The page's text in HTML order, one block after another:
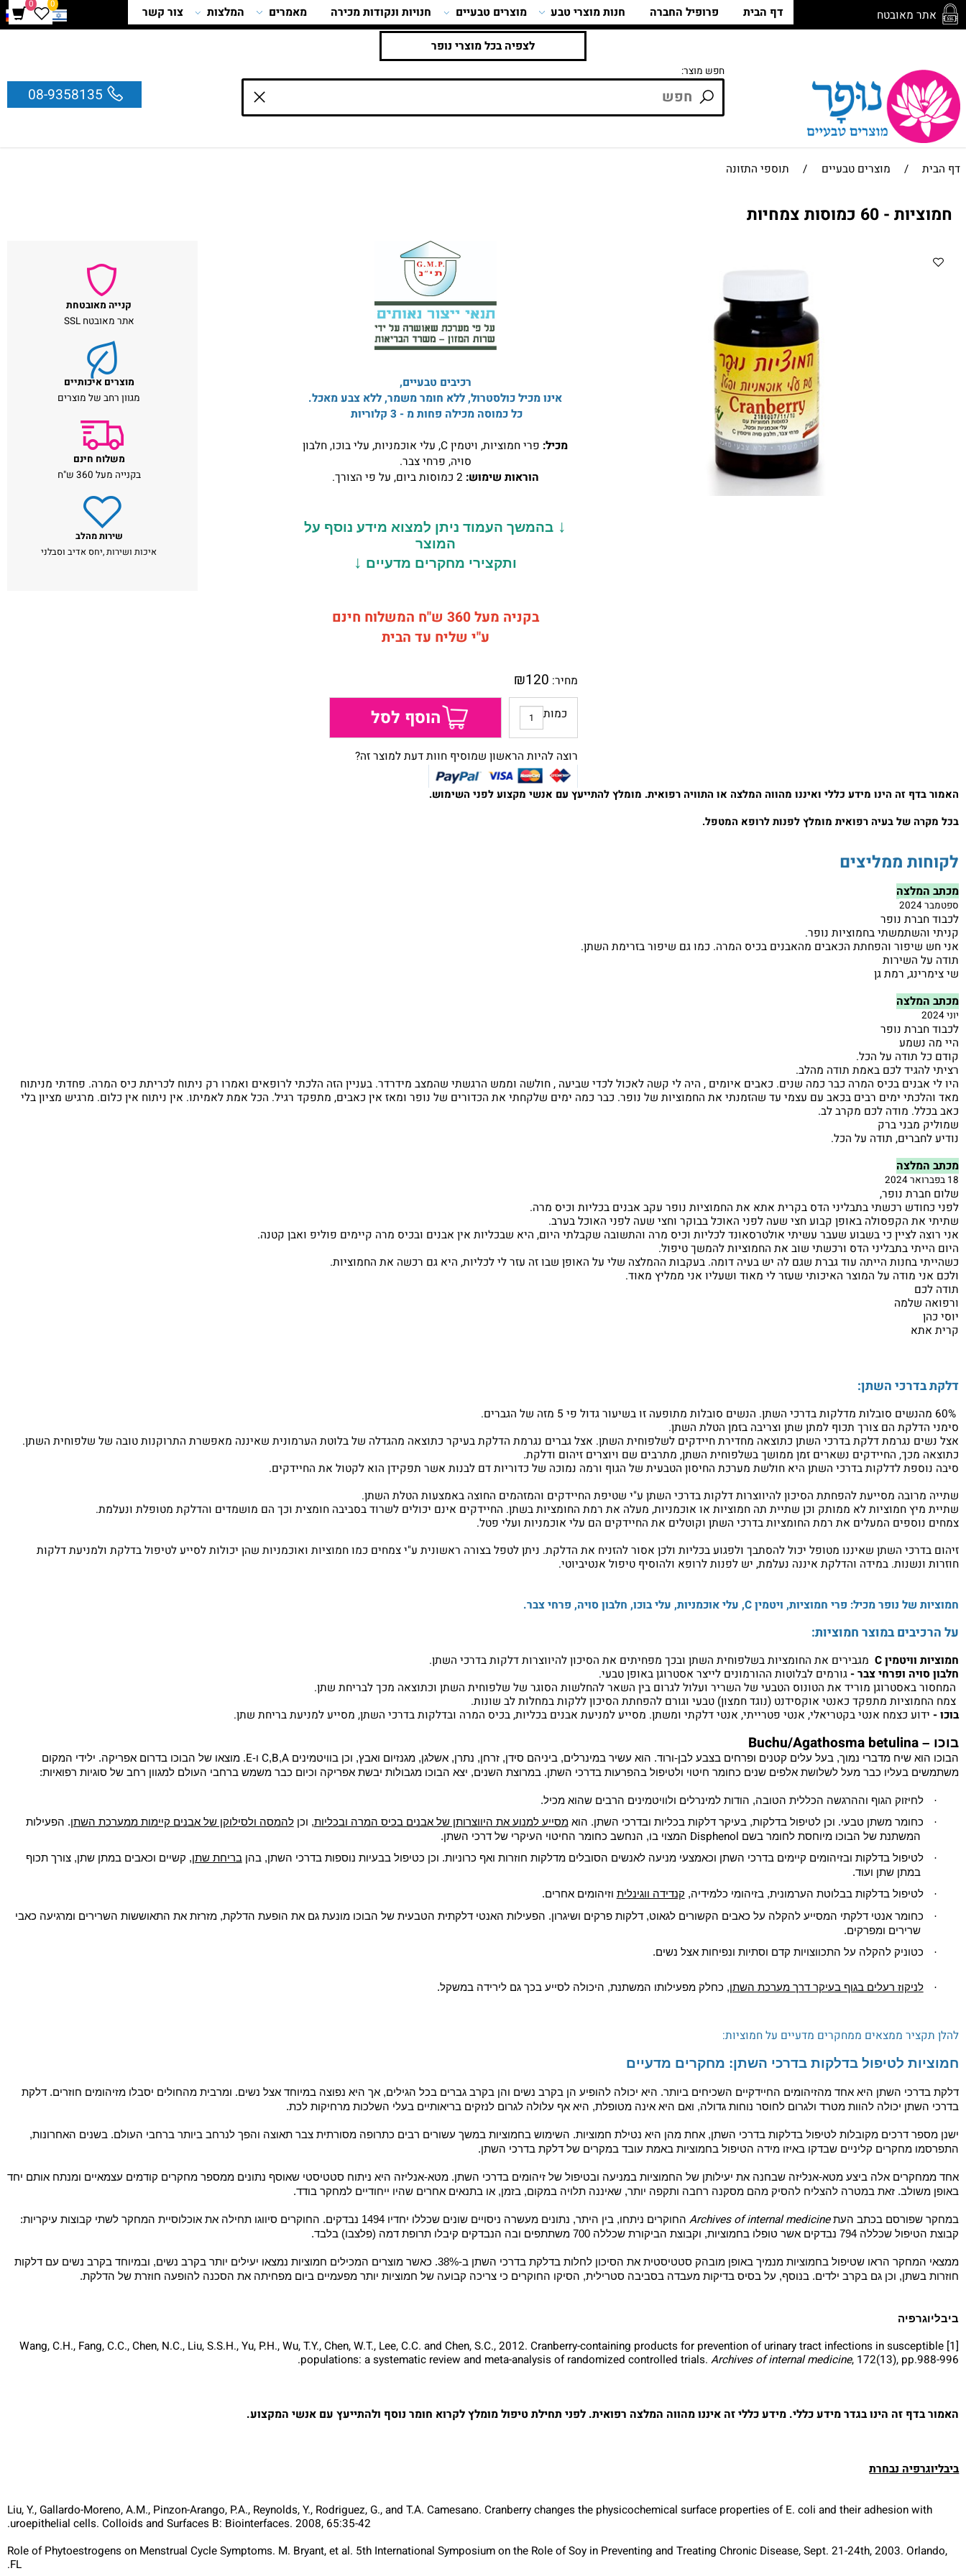
מאובטח
לצפיה בכל מוצרי נופר
חפש מוצר:
08-9358135
0 0
דף הבית פרופיל החברה חנות מוצרי טבע מוצרים טבעיים חנויות ונקודות מכירה מאמרים המלצות צור קשר
/ מוצרים טבעיים / תוספי התזונה
כמוסות צמחיות
רכיבים טבעיים,
אינו מכיל כולסטרול, ללא חומר משמר, ללא צבע מאכל.
פרי חמוציות, ויטמין C, עלי אוכמניות, עלי בוכו, חלבון
סויה, פרחי צבר.
בהמשך העמוד ניתן למצוא מידע נוסף על
המוצר
₪120
כמות הוסף לסל
רוצה להיות הראשון שמוסיף חוות דעת למוצר זה?
קנייה מאובטחת
מוצרים איכותיים
משלוח חינם
בקנייה מעל 360 ש"ח
שירות מהלב
זה הינו מידע כללי ואיננו מהווה המלצה או התוויה רפואית.
של בעיה רפואית מומלץ לפנות לרופא המטפל.
ממליצים
נופר
בחמוציות נופר.
והפחתת הכאבים מהאבנים בכיס המרה. כמו גם שיפור בזרימת השתן.
השירות
רמת גן
נופר
נשמע
תודה על הכל.
לכם באמת תודה מהלב.
בכיס המרה כבר כמה שנים. כאבים איומים , היה לי קשה לאכול לכדי שביעה , חולשה וממש הרגשתי שהמצב מידרדר. בעניין הזה הלכתי לרופאים ואמרו רק ניתוח לכריתת כיס המרה. פחדתי מניתוח
ימים רבים בכאב עם עצמי עד שהזמנתי את החמוציות של נופר. כבר כמה ימים שלקחתי את הכדורים של נופר ומאז אין כאבים, מתפקד רגיל. הכל אמת לאמיתו. אין ניתוח אין כלום. מרגיש מציון בלי
מודה לכם מקרב לב.
מבני ברק
תודה על הכל.
נופר,
רכשתי בתבליני הדס בקרית אתא את החמוציות נופר עקב אבנים בכליות וכיס מרה.
הקפסולה באופן קבוע חצי שעה לפני האוכל בבוקר וחצי שעה לפני האוכל בערב.
לציין כי בשבוע שעבר עשיתי אולטרסאונד לכליות וכיס מרה והתשובה שקבלתי היום, היא שבכליות אין אבנים ובכיס מרה קיימים פוליפ ואבן קטנה.
בתבליני הדס ורכשתי שוב את החמוציות להמשך טיפול.
בחנות הייתה עוד גברת שגם לה יש בעיה דומה. בעקבות ההמלצה שלי על האופן שבו זה עזר לי לכליות, היא גם רכשה את החמוציות.
מודה על המוצר האיכותי שעזר לי מאוד ושעליו אני ממליץ מאוד.
השתן:
הנשים סובלות מתופעה זו בשיעור גדול פי 5 מזה של הגברים.
הם צורך תכוף למתן שתן וצריבה בזמן הטלת השתן.
נגרמת דלקת בדרכי השתן כתוצאה מחדירת חיידקים לשלפוחית השתן. אצל גברים נגרמת הדלקת בעיקר כתוצאה מהגדלה של בלוטת הערמונית שאיננה מאפשרת התרוקנות טובה של שלפוחית השתן.
מכך, החיידקים נשארים זמן ממושך בשלפוחית השתן, מתרבים שם ויוצרים זיהום ודלקת.
לדלקות בדרכי השתן היא חולשת מערכת החיסון הטבעית של הגוף ורמה נמוכה של כדוריות דם לבנות אשר תפקידן הוא לקטול את החיידקים.
מסייעת להפחתת הסיכון להיווצרות דלקות בדרכי השתן ע"י שטיפת החיידקים והמזהמים החוצה באמצעות הטלת השתן.
חמוציות לא ממותק וכן שתיית תה חמוציות או אוכמניות, מעלה את רמת החומציות בשתן. החיידקים אינם יכולים לשרוד בסביבה חומצית וכך הם מושמדים והדלקת מטופלת ונעלמת.
השתן שאיננו מטופל יכול להסתבך ולפגוע בכליות ולכן אסור להזניח את הדלקת. ניתן לטפל בצורה ראשונית ע"י צמחים כמו חמוציות ואוכמניות שהן יכולות לסייע לטיפול בדלקת ולמניעת דלקות
במידה והדלקת איננה נעלמת, יש לפנות לרופא ולהוסיף טיפול אנטיביוטי.
של נופר מכיל:פרי חמוציות, ויטמין C, עלי אוכמניות, עלי בוכו, חלבון סויה, פרחי צבר.
במוצר חמוציות:
ופרחי צבר -גורמים לבלוטות ההורמונים לייצר אסטרוגן באופן טבעי.
באסטרוגן מוריד את הטונוס הטבעי של השריר ועלול לגרום בין השאר להחלשות הסוגר של שלפוחית השתן וכתוצאה מכך לבריחת שתן.
מתפקד כאנטי אוקסידנט (נוגד חמצון) טבעי וגורם להפחתת הסיכון ללקות במחלות לב שונות.
Buchu/Agathosma betulina
שיח מדברי נמוך, בעל עלים קטנים ופרחים בצבע לבן-ורוד. הוא עשיר במינרלים, ביניהם סידן, זרחן, נתרן, אשלגן, מגנזיום ואבץ, וכן בוויטמינים A
,
B
,
Cו-E. מוצאו של הבוכו בדרום אפריקה. ילידי המקום
מעל לשלושת אלפים שנים כחומר חיטוי ולטיפול בהפרעות בדרכי השתן. במרוצת השנים, יצא הבוכו מגבולות יבשת אפריקה וכיום כבר משמש ברחבי העולם למגוון רחב של סוגיות רפואיות:
לחיזוק הגוף וההרגשה הכללית הטובה, הודות למינרלים ולוויטמינים הרבים שהוא מכיל.
כחומר משתן טבעי. וכן לטיפול בדלקות, בעיקר דלקות בכליות ובדרכי השתן. הואמסייע למנוע את היווצרותן של אבנים בכיס המרה ובכליות
המשתנת של הבוכו מיוחסת לחומר בשםDisphenol המצוי בו, הנחשב כחומר החיטוי העיקרי של דרכי השתן.
לטיפול בדלקות ובזיהומים קיימים בדרכי השתן וכאמצעי מניעה לאנשים הסובלים מדלקות חוזרות ואף כרוניות. וכן כטיפול בבעיות נוספות בדרכי השתן, בהן
במתן שתן ועוד.
כחומר אנטי דלקתי המסייע להקלה על כאבים הקשורים לגאוט, דלקות פרקים ושיגרון. הפעילות האנטי דלקתית הטבעית של הבוכו מונעת גם את הופעת הדלקת, מזרזת את התאוששות השרירים ומרגיעה כאבי
כטוניק להקלה על התכווצויות קדם וסתיות ונפיחות אצל נשים.
לניקוז רעלים בגוף בעיקר דרך מערכת השתן, כחלק מפעילותו המשתנת, היכולה לסייע בכך גם לירידה במשקל.
לטיפול בדלקות בדרכי השתן: מחקרים מדעיים
השתן היא אחד מהזיהומים החיידקיים השכיחים ביותר. היא יכולה להופיע הן בקרב נשים והן בקרב גברים בכל הגילים, אך היא נפוצה במיוחד אצל נשים. ומרבית מהחולים יסבלו מזיהומים חוזרים. דלקת
יכולה להוות מטרד ולגרום לחוסר נוחות גדולה, ואם היא אינה מטופלת, היא אף עלולה לגרום לנזקים בריאותיים בעלי השלכות מרחיקות לכת.
דרכים מקובלות לטיפול בדלקות בדרכי השתן, אחת מהן היא נטילת חמוציות. השימוש בחמוציות במשך עשורים רבים כתרופה מסורתית צבר תאוצה והפך לנרחב ביותר ברחבי העולם. בשנים האחרונות,
מחקרים קליניים שבדקו באיזו מידה הטיפול בחמוציות באמת עובד במקרים של דלקת בדרכי השתן.
אלה ביצע מטא-אנליזה שבחנה את יעילותן של החמוציות במניעה ובטיפול של זיהומים בדרכי השתן. מטא-אנליזה היא ניתוח סטטיסטי שאוסף נתונים ממספר מחקרים קודמים עצמאיים ומנתח אותם יחד
זאת במטרה להצליח להסיק מהם מסקנה רחבה ותקפה יותר, שאיננה תלויה במקום, בזמן, או בתנאים אחרים שהיו ייחודיים למחקר בודד.
שפורסם בכתב העת
ממצאי המחקר הראו שטיפול בחמוציות מנמיך באופן מובהק סטטיסטית את הסיכון לחלות בדלקת בדרכי השתן ב-38%. כאשר מוצרים המכילים חמוציות נמצאו יעילים יותר בקרב נשים, ובמיוחד בקרב נשים עם דלקות
זה הינו בגדר מידע כללי. מידע כללי זה איננו מהווה המלצה רפואית. לפני תחילת טיפול מומלץ לקרוא חומר נוסף ולהתייעץ עם אנשי המקצוע.